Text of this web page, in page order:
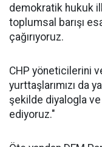
demokratik hukuk
toplumsal barışı
çağırıyoruz.
CHP yöneticilerini
yurttaşlarımızı da
şekilde diyalogla
ediyoruz."